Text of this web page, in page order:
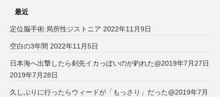
最近
定位脳手術:局所性ジストニア 2022年11月9日
空白の3年間 2022年11月5日
日本海へ出撃したら剣先イカっぽいのが釣れた@2019年7月27日
2019年7月28日
久しぶりに行ったらウィードが「もっさり」だった@2019年7月